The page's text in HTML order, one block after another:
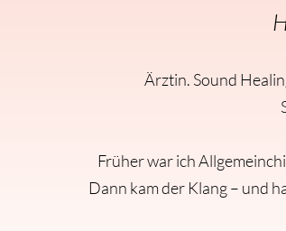
Ärztin. Sound
Früher war ich
Dann kam der Klang – und